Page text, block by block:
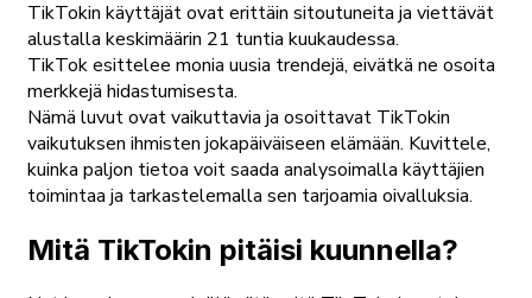
TikTokin käyttäjät ovat erittäin sitoutuneita ja viettävät
alustalla keskimäärin 21 tuntia kuukaudessa.
TikTok esittelee monia uusia trendejä, eivätkä ne osoita
merkkejä hidastumisesta.
Nämä luvut ovat vaikuttavia ja osoittavat TikTokin
vaikutuksen ihmisten jokapäiväiseen elämään. Kuvittele,
kuinka paljon tietoa voit saada analysoimalla käyttäjien
toimintaa ja tarkastelemalla sen tarjoamia oivalluksia.
Mitä TikTokin pitäisi kuunnella?